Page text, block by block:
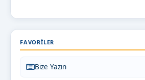
FAVORILER
Bize Yazın